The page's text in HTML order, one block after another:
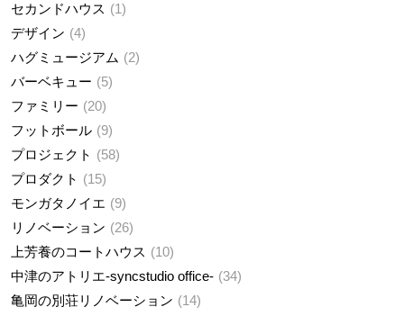
セカンドハウス
1
デザイン
4
ハグミュージアム
2
バーベキュー
5
ファミリー
20
フットボール
9
プロジェクト
58
プロダクト
15
モンガタノイエ
9
リノベーション
26
上芳養のコートハウス
10
中津のアトリエ-syncstudio office- 34
亀岡の別荘リノベーション
14